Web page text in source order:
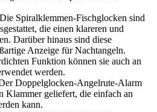
Spiralklemmen-Fischglocken sind
die einen klareren und
Darüber hinaus sind diese
Anzeige für Nachtangeln.
Funktion können sie auch an
werden.
Doppelglocken-Angelrute-Alarm
Klammer geliefert, die einfach an
kann.